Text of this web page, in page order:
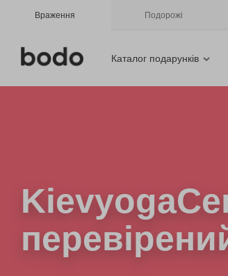
Враження Подорожі
Каталог подарунків